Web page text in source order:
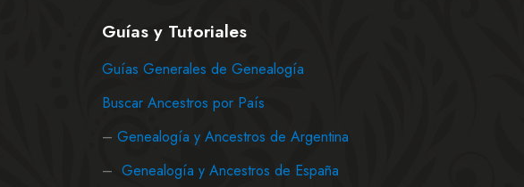
Guías y Tutoriales
Guías Generales de Genealogía
Buscar Ancestros por País
– Genealogía y Ancestros de Argentina
– Genealogía y Ancestros de España